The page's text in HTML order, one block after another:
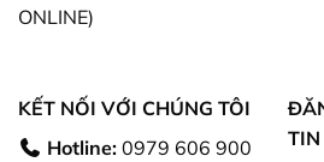
ONLINE)
KẾT NỐI VỚI CHÚNG TÔI
Hotline: 0979 606 900
TIN